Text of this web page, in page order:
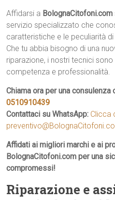
Affidarsi a BolognaCitofoni.com
servizio specializzato che
caratteristiche e le peculiarità
Che tu abbia bisogno di una
riparazione, i nostri tecnici
competenza e professionalità.
Chiama ora per una
0510910439
Contattaci su WhatsApp: Clicca
Affidati ai migliori marchi e ai
BolognaCitofoni.com per una
compromessi!
Riparazione e